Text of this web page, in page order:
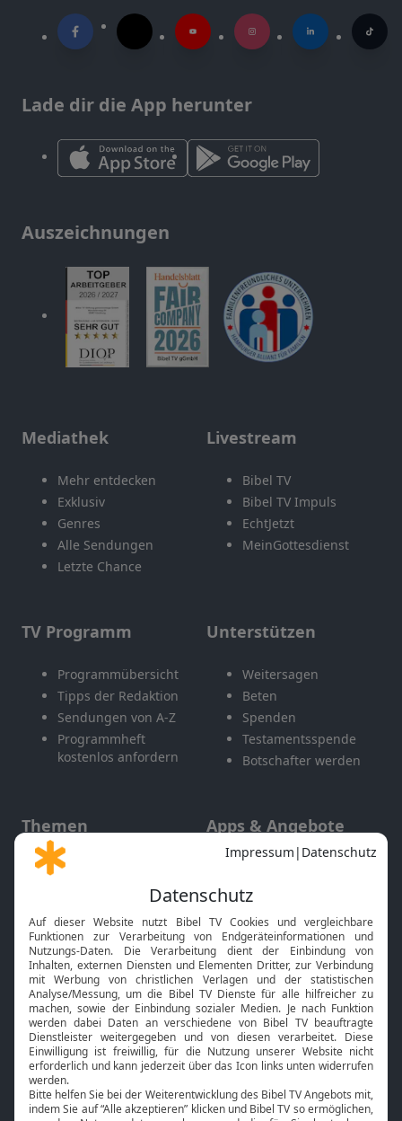
Lade dir die App herunter
Auszeichnungen
Mediathek
Mehr entdecken
Exklusiv
Genres
Alle Sendungen
Letzte Chance
Livestream
Bibel TV
Bibel TV Impuls
EchtJetzt
MeinGottesdienst
TV Programm
Programmübersicht
Tipps der Redaktion
Sendungen von A-Z
Programmheft
kostenlos anfordern
Unterstützen
Weitersagen
Beten
Spenden
Testamentsspende
Botschafter werden
Themen
Gott und Bibel erklärt
Neuigkeiten
Apps & Angebote
Mobile App
Smart TV
HbbTV
Bibelthek Online-Bibel
Nächster Gottesdienst
Bibel TV
Über uns
Service
Kontakt